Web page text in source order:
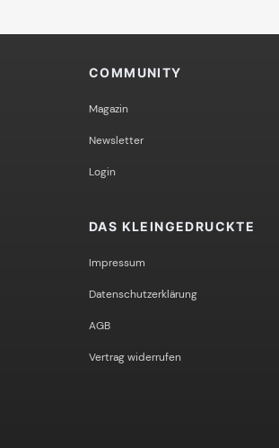
COMMUNITY
Magazin
Newsletter
Login
DAS KLEINGEDRUCKTE
Impressum
Datenschutzerklärung
AGB
Vertrag widerrufen